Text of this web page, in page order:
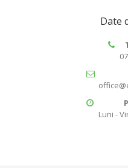
Date
Luni -